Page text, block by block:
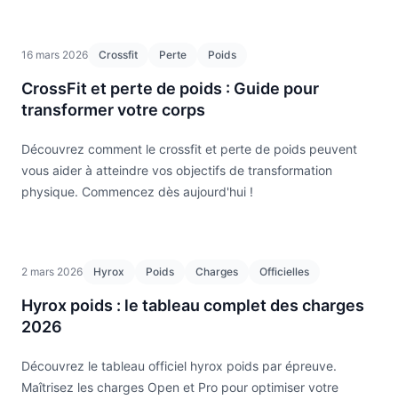
16 mars 2026 Crossfit Perte Poids
CrossFit et perte de poids : Guide pour
transformer votre corps
Découvrez comment le crossfit et perte de poids peuvent
vous aider à atteindre vos objectifs de transformation
physique. Commencez dès aujourd'hui !
2 mars 2026 Hyrox Poids Charges Officielles
Hyrox poids : le tableau complet des charges
2026
Découvrez le tableau officiel hyrox poids par épreuve.
Maîtrisez les charges Open et Pro pour optimiser votre